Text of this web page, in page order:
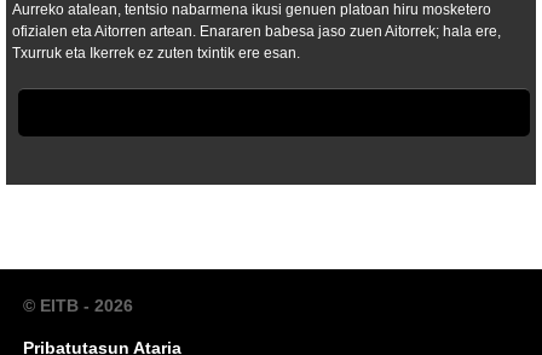
Aurreko atalean, tentsio nabarmena ikusi genuen platoan hiru mosketero
ofizialen eta Aitorren artean. Enararen babesa jaso zuen Aitorrek; hala ere,
Txurruk eta Ikerrek ez zuten txintik ere esan.
© EITB - 2026
Pribatutasun Ataria